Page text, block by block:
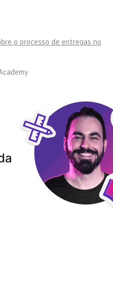
o processo de entregas no